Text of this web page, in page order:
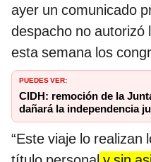
ayer un comunicado
despacho no autorizó
esta semana los
PUEDES VER:
CIDH: remoción de la
dañará la independencia
“Este viaje lo realizan